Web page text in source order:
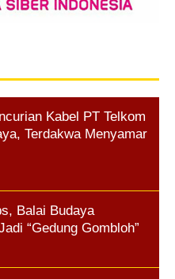
Kabel PT Telkom
Terdakwa Menyamar
Balai Budaya
“Gedung Gombloh”